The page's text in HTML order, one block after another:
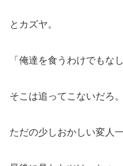
とカズヤ。
「俺達を食うわけでもなし
そこは追ってこないだろ
ただの少しおかしい変人